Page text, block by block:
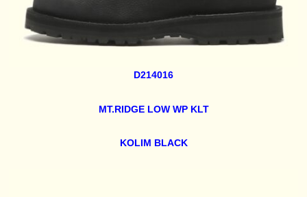
D214016
MT.RIDGE LOW WP KLT
KOLIM BLACK